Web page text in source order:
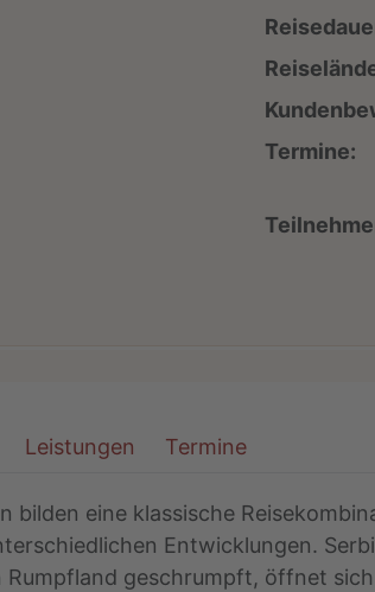
Termine:
Leistungen Termine
bilden eine klassische
Entwicklungen.
geschrumpft, öffnet